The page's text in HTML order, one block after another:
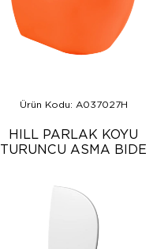
Ürün Kodu: A037027H
HILL PARLAK KOYU
TURUNCU ASMA BIDE